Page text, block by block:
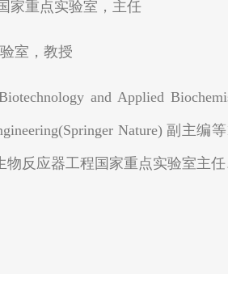
家重点实验室，主任
室，教授
and Applied
Nature) 副主
反应器工程国家重点实验室主